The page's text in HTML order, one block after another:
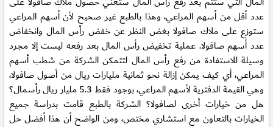
عدد أقل من أسهم المراعي، وهذا بالطبع غير صحيح لأن أسهم المراعي
ستوزع على ملاك صافولا بغض النظر عن خفض رأس المال وانخفاض
عدد أسهم صافولا. عملية تخفيض رأس المال بعد رفعه ليست إلا مجرد
وسيلة للاستفادة من رفع رأس المال لتتمكن الشركة من شطب أسهم
المراعي، أي كيف يمكن إزالة نحو ثمانية مليارات ريال من أصول صافولا،
وهي القيمة الدفترية لأسهم المراعي، بوجود فقط 5.3 مليار ريال رأسمال؟
هل من خيارات أخرى لصافولا؟ الشركة بالطبع قامت بدراسة جميع
الخيارات بالتعاون مع استشاري مختص، ومن الواضح أن هذا أفضل حل